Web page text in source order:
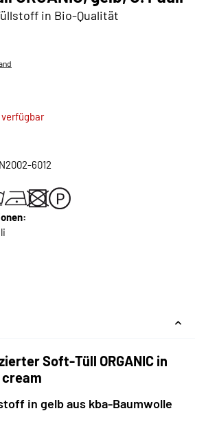
in Bio-Qualität
6012
Soft-Tüll ORGANIC in
cream
in gelb aus kba-Baumwolle